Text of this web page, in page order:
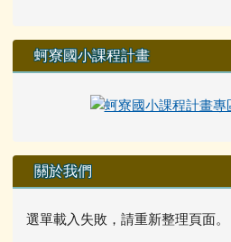
蚵寮國小課程計畫
關於我們
選單載入失敗，請重新整理頁面。